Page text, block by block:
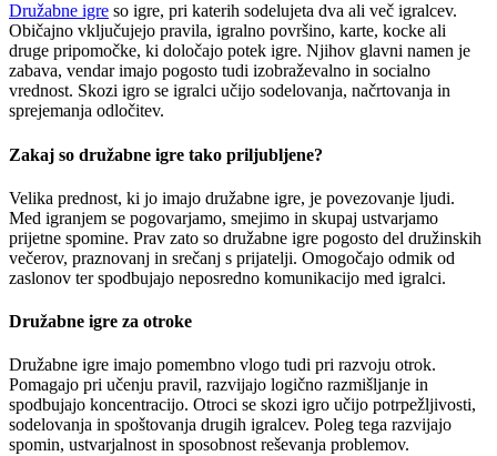
Družabne igre so igre, pri katerih sodelujeta dva ali več igralcev.
Običajno vključujejo pravila, igralno površino, karte, kocke ali
druge pripomočke, ki določajo potek igre. Njihov glavni namen je
zabava, vendar imajo pogosto tudi izobraževalno in socialno
vrednost. Skozi igro se igralci učijo sodelovanja, načrtovanja in
sprejemanja odločitev.
Zakaj so družabne igre tako priljubljene?
Velika prednost, ki jo imajo družabne igre, je povezovanje ljudi.
Med igranjem se pogovarjamo, smejimo in skupaj ustvarjamo
prijetne spomine. Prav zato so družabne igre pogosto del družinskih
večerov, praznovanj in srečanj s prijatelji. Omogočajo odmik od
zaslonov ter spodbujajo neposredno komunikacijo med igralci.
Družabne igre za otroke
Družabne igre imajo pomembno vlogo tudi pri razvoju otrok.
Pomagajo pri učenju pravil, razvijajo logično razmišljanje in
spodbujajo koncentracijo. Otroci se skozi igro učijo potrpežljivosti,
sodelovanja in spoštovanja drugih igralcev. Poleg tega razvijajo
spomin, ustvarjalnost in sposobnost reševanja problemov.